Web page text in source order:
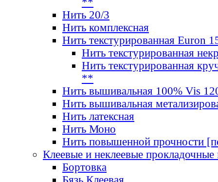
Нить 20/3
Нить комплексная
Нить текстурированная Euron
Нить текстурированная
Нить текстурированная
**
Нить вышивальная 100% Vis
Нить вышивальная
Нить латексная
Нить Моно
Нить повышенной прочности
Клеевые и неклеевые прокладочные
Бортовка